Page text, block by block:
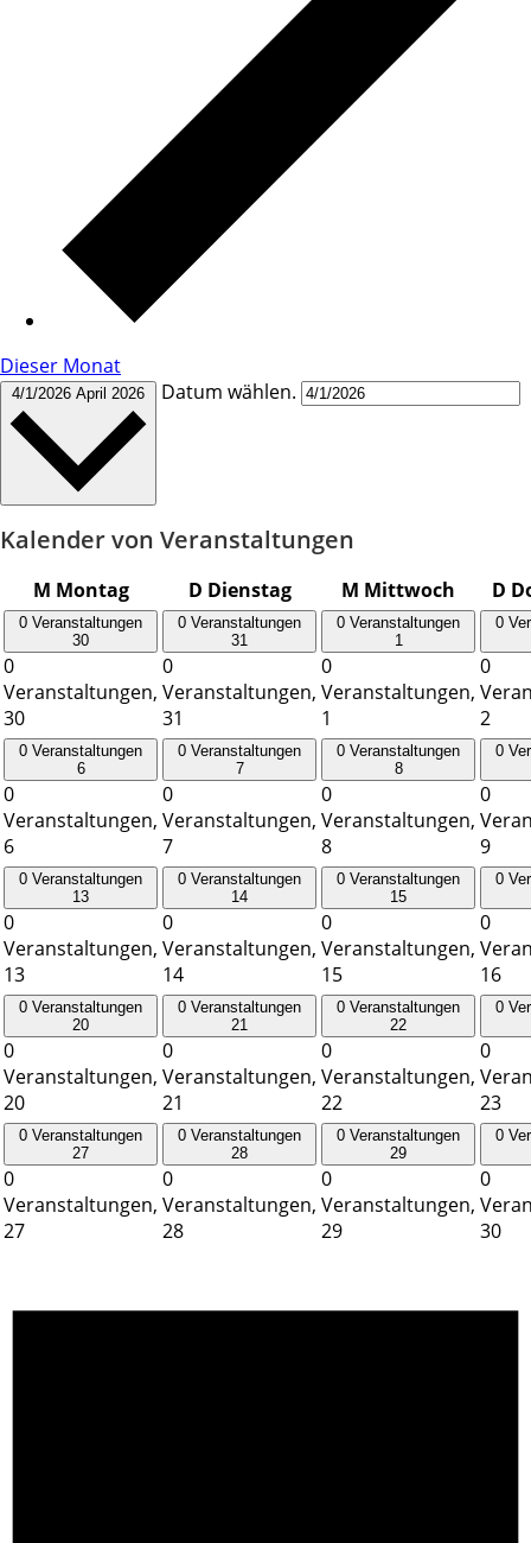
Dieser Monat
4/1/2026 April 2026 Datum wählen.
Kalender von Veranstaltungen
M Montag D Dienstag M Mittwoch D
0 Veranstaltungen
30
0
Veranstaltungen,
30
0 Veranstaltungen
31
0
Veranstaltungen,
31
0 Veranstaltungen
1
0
Veranstaltungen,
1
0
0
2
0 Veranstaltungen
6
0
Veranstaltungen,
6
0 Veranstaltungen
7
0
Veranstaltungen,
7
0 Veranstaltungen
8
0
Veranstaltungen,
8
0
0
9
0 Veranstaltungen
13
0
Veranstaltungen,
13
0 Veranstaltungen
14
0
Veranstaltungen,
14
0 Veranstaltungen
15
0
Veranstaltungen,
15
0
0
16
0 Veranstaltungen
20
0
Veranstaltungen,
20
0 Veranstaltungen
21
0
Veranstaltungen,
21
0 Veranstaltungen
22
0
Veranstaltungen,
22
0
0
23
0 Veranstaltungen
27
0
Veranstaltungen,
27
0 Veranstaltungen
28
0
Veranstaltungen,
28
0 Veranstaltungen
29
0
Veranstaltungen,
29
0
0
30